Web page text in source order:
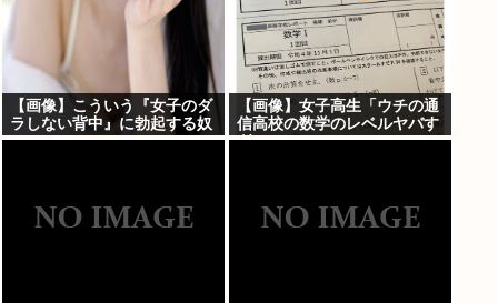
【画像】こういう『女子のダ
ラしない背中』に勃起する奴
www
【画像】女子高生「ウチの通
信高校の数学のレベルヤバす
ぎｗｗｗ」